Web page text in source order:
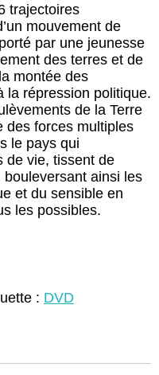
trajectoires
mouvement de
par une jeunesse
des terres et de
montée des
la répression politique.
de la Terre
des forces multiples
le pays qui
de vie, tissent de
ainsi les
et du sensible en
les possibles.
: DVD